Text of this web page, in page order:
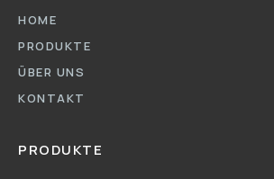
HOME
PRODUKTE
ÜBER UNS
KONTAKT
PRODUKTE